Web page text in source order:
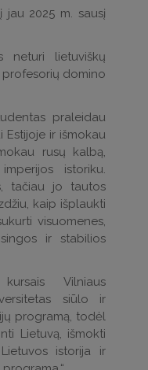
jau 2025 m. sausį
neturi lietuviškų
domino
praleidau
Estijoje ir išmokau
rusų kalbą,
istoriku.
tačiau jo tautos
kaip išplaukti
visuomenes,
ir stabilios
Vilniaus
siūlo ir
programą, todėl
Lietuvą, išmokti
istorija ir